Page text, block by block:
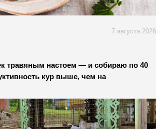
7 августа 2026
травяным настоем — и собираю по 40
кур выше, чем на